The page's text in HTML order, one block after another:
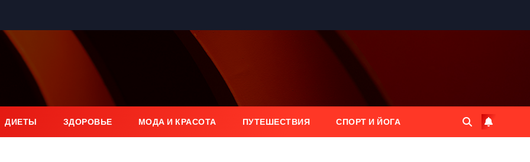
ДИЕТЫ ЗДОРОВЬЕ МОДА И КРАСОТА ПУТЕШЕСТВИЯ СПОРТ И ЙОГА